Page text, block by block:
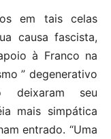
em tais celas
causa fascista,
à Franco na
” degenerativo
deixaram seu
mais simpática
entrado. “Uma